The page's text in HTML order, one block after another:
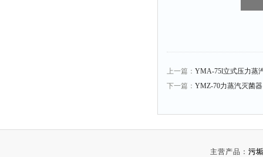
上一篇： YMA-75l立式压力蒸
下一篇： YMZ-70力蒸汽灭菌
主营产品： 污